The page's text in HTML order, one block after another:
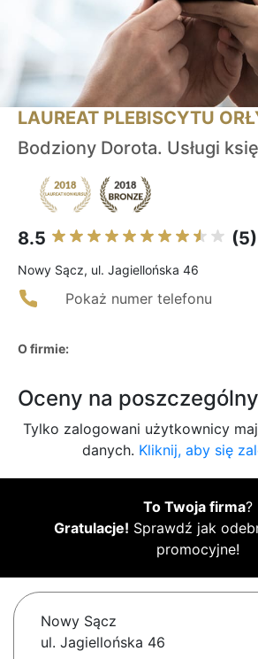
LAUREAT PLEBISCYTU
Bodziony Dorota. Usługi
8.5 (5)
Nowy Sącz, ul. Jagiellońska 46
Pokaż numer telefonu
O firmie:
Oceny na
Tylko zalogowani użytkownicy
danych. Kliknij, aby się
To Twoja firma?
Gratulacje! Sprawdź jak
promocyjne!
Nowy Sącz
ul. Jagiellońska 46